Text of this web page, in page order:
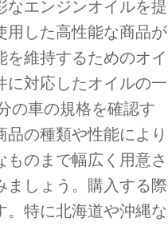
なエンジンオイルを提
用した高性能な商品が
維持するためのオイ
に対応したオイルの一
の車の規格を確認す
の種類や性能により
のまで幅広く用意さ
ましょう。購入する際
。特に北海道や沖縄な